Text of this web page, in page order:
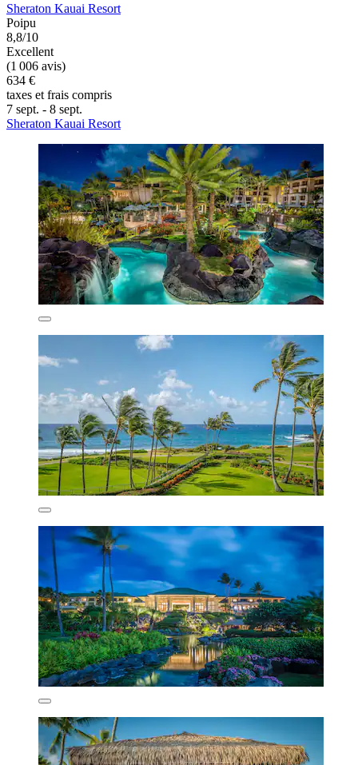
Sheraton Kauai Resort
Poipu
8,8/10
Excellent
(1 006 avis)
634 €
taxes et frais compris
7 sept. - 8 sept.
Sheraton Kauai Resort